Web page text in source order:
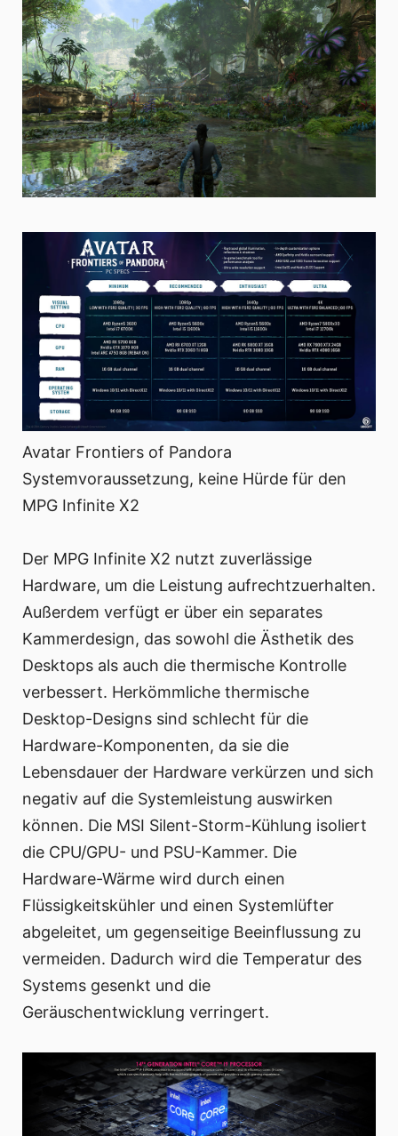
Avatar Frontiers of Pandora
Systemvoraussetzung, keine Hürde für den
MPG Infinite X2
Der MPG Infinite X2 nutzt zuverlässige
Hardware, um die Leistung aufrechtzuerhalten.
Außerdem verfügt er über ein separates
Kammerdesign, das sowohl die Ästhetik des
Desktops als auch die thermische Kontrolle
verbessert. Herkömmliche thermische
Desktop-Designs sind schlecht für die
Hardware-Komponenten, da sie die
Lebensdauer der Hardware verkürzen und sich
negativ auf die Systemleistung auswirken
können. Die MSI Silent-Storm-Kühlung isoliert
die CPU/GPU- und PSU-Kammer. Die
Hardware-Wärme wird durch einen
Flüssigkeitskühler und einen Systemlüfter
abgeleitet, um gegenseitige Beeinflussung zu
vermeiden. Dadurch wird die Temperatur des
Systems gesenkt und die
Geräuschentwicklung verringert.